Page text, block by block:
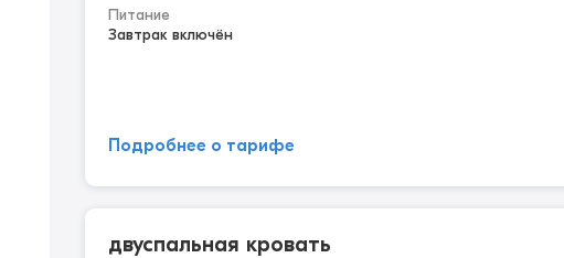
Питание
Завтрак включён
Подробнее о тарифе
двуспальная кровать